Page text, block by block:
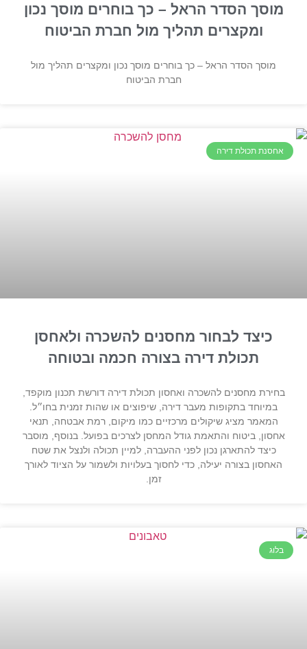
מוסך הסדר הראל – כך בוחרים מוסך נכון
ומקצרים תהליך מול חברת הביטוח
מוסך הסדר הראל – כך בוחרים מוסך נכון ומקצרים תהליך מול
חברת הביטוח
אחסנת תכולת דירה
כיצד לבחור מחסנים להשכרה ולאחסן
תכולת דירה בצורה חכמה ובטוחה
בחירת מחסנים להשכרה ואחסון תכולת דירה דורשת תכנון מוקפד,
במיוחד בתקופות מעבר דירה, שיפוצים או שהות זמנית בחו״ל.
המאמר מציג שיקולים מרכזיים כמו מיקום, רמת אבטחה, תנאי
אחסון, ביטוח והתאמת גודל המחסן לצרכים בפועל. בנוסף, מוסבר
כיצד להתארגן נכון לפני ההעברה, למיין תכולה ולנצל את שטח
האחסון בצורה יעילה, כדי לחסוך בעלויות ולשמור על הציוד לאורך
זמן.
בלוג